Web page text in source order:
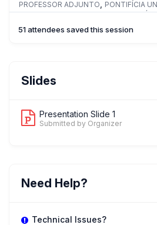
PROFESSOR ADJUNTO
PONTIFÍCIA
PARANÁ
51 attendees saved this session
Slides
Presentation Slide 1
Submitted by Organizer
Need Help?
Technical Issues?